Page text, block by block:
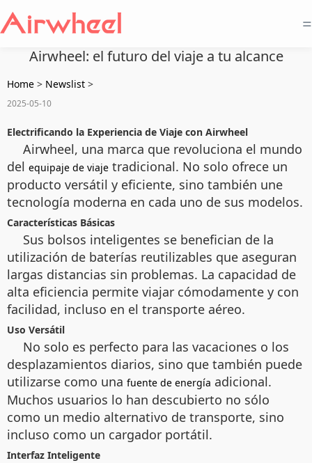
=
Airwheel: el futuro del viaje a tu alcance
Home > Newslist >
2025-05-10
Electrificando la Experiencia de Viaje con Airwheel
Airwheel, una marca que revoluciona el mundo
del equipaje de viaje tradicional. No solo ofrece un
producto versátil y eficiente, sino también une
tecnología moderna en cada uno de sus modelos.
Características Básicas
Sus bolsos inteligentes se benefician de la
utilización de baterías reutilizables que aseguran
largas distancias sin problemas. La capacidad de
alta eficiencia permite viajar cómodamente y con
facilidad, incluso en el transporte aéreo.
Uso Versátil
No solo es perfecto para las vacaciones o los
desplazamientos diarios, sino que también puede
utilizarse como una fuente de energía adicional.
Muchos usuarios lo han descubierto no sólo
como un medio alternativo de transporte, sino
incluso como un cargador portátil.
Interfaz Inteligente